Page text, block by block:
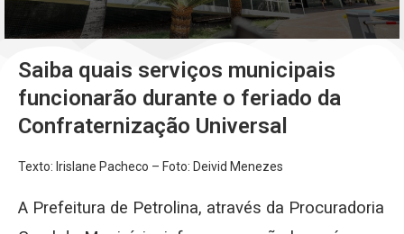
Saiba quais serviços municipais
funcionarão durante o feriado da
Confraternização Universal
Texto: Irislane Pacheco – Foto: Deivid Menezes
A Prefeitura de Petrolina, através da Procuradoria